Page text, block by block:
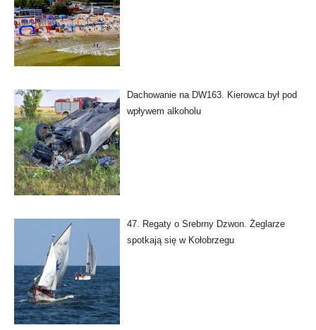
Dachowanie na DW163. Kierowca był pod
wpływem alkoholu
47. Regaty o Srebrny Dzwon. Żeglarze
spotkają się w Kołobrzegu